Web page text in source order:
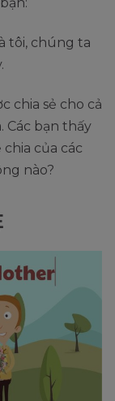
tôi, chúng ta
chia sẻ cho cả
Các bạn thấy
của các
nào?